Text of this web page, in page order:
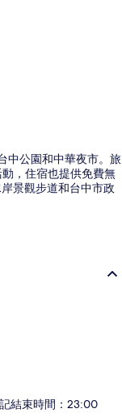
中公園和中華夜市。旅
，住宿也提供免費無
景觀步道和台中市政
結束時間：23:00